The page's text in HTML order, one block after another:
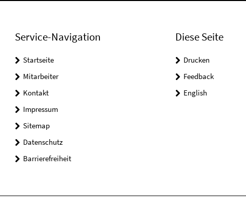
Service-Navigation
Startseite
Mitarbeiter
Kontakt
Impressum
Sitemap
Datenschutz
Barrierefreiheit
Diese Seite
Drucken
Feedback
English